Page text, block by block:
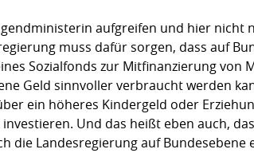
aufgreifen und hier nicht
muss dafür sorgen, dass auf
Sozialfonds zur Mitfinanzierung von
Geld sinnvoller verbraucht werden
ein höheres Kindergeld oder
Und das heißt eben auch,
die Landesregierung auf Bundesebene